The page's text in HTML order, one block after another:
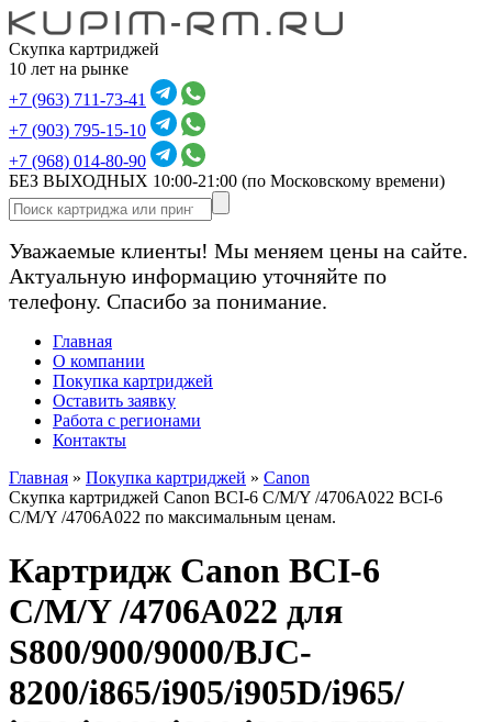
Скупка картриджей
10 лет на рынке
+7 (963) 711-73-41
+7 (903) 795-15-10
+7 (968) 014-80-90
БЕЗ ВЫХОДНЫХ 10:00-21:00 (по Московскому времени)
Уважаемые клиенты! Мы меняем цены на сайте.
Актуальную информацию уточняйте по
телефону. Спасибо за понимание.
Главная
О компании
Покупка картриджей
Оставить заявку
Работа с регионами
Контакты
Главная » Покупка картриджей » Canon
Скупка картриджей Canon BCI-6 C/M/Y /4706A022 BCI-6
C/M/Y /4706A022 по максимальным ценам.
Картридж Canon BCI-6
C/M/Y /4706A022 для
S800/900/9000/BJC-
8200/i865/i905/i905D/i965/